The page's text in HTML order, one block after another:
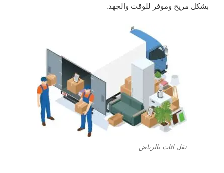
بشكل مريح وموفر للوقت والجهد.
نقل اثاث بالرياض